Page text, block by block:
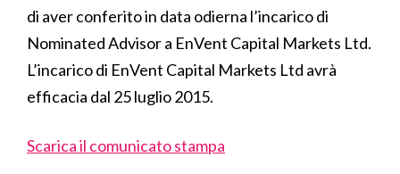
di aver conferito in data odierna l’incarico di
Nominated Advisor a EnVent Capital Markets Ltd.
L’incarico di EnVent Capital Markets Ltd avrà
efficacia dal 25 luglio 2015.
Scarica il comunicato stampa